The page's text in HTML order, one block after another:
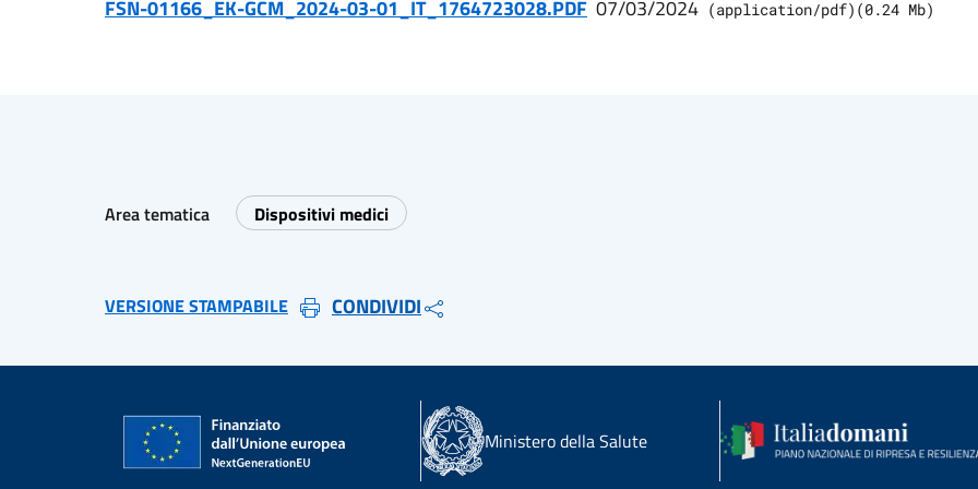
FSN-01166_EK-GCM_2024-03-01_IT_1764723028.PDF 07/03/2024 (application/pdf) (0.24 Mb)
Area tematica Dispositivi medici
VERSIONE STAMPABILE CONDIVIDI
Ministero della Salute